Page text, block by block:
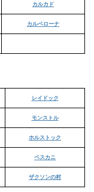
カルカド
カルベローナ
レイドック
モンストル
ホルストック
ペスカニ
ザクソンの村